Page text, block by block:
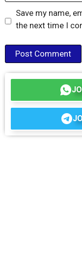
Save my name,
the next time I